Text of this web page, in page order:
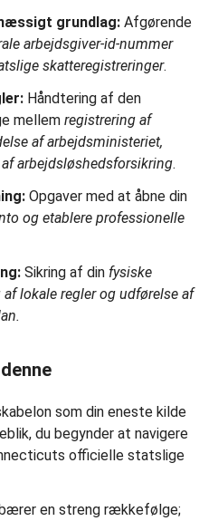
grundlag: Afgørende
arbejdsgiver-id-nummer
skatteregistreringer.
Håndtering af den
mellem registrering af
af arbejdsministeriet,
arbejdsløshedsforsikring.
Opgaver med at åbne din
og etablere professionelle
Sikring af din fysiske
lokale regler og udførelse af
som din eneste kilde
du begynder at navigere
officielle statslige
en streng rækkefølge;